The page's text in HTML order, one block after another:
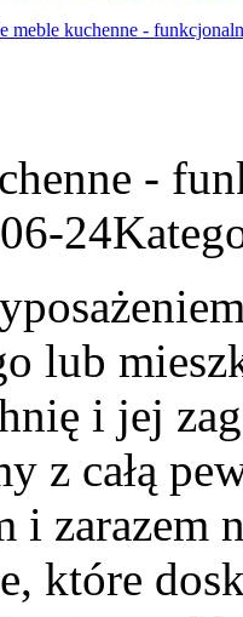
meble kuchenne -
-
24
lub
i jej
z całą
zarazem
które